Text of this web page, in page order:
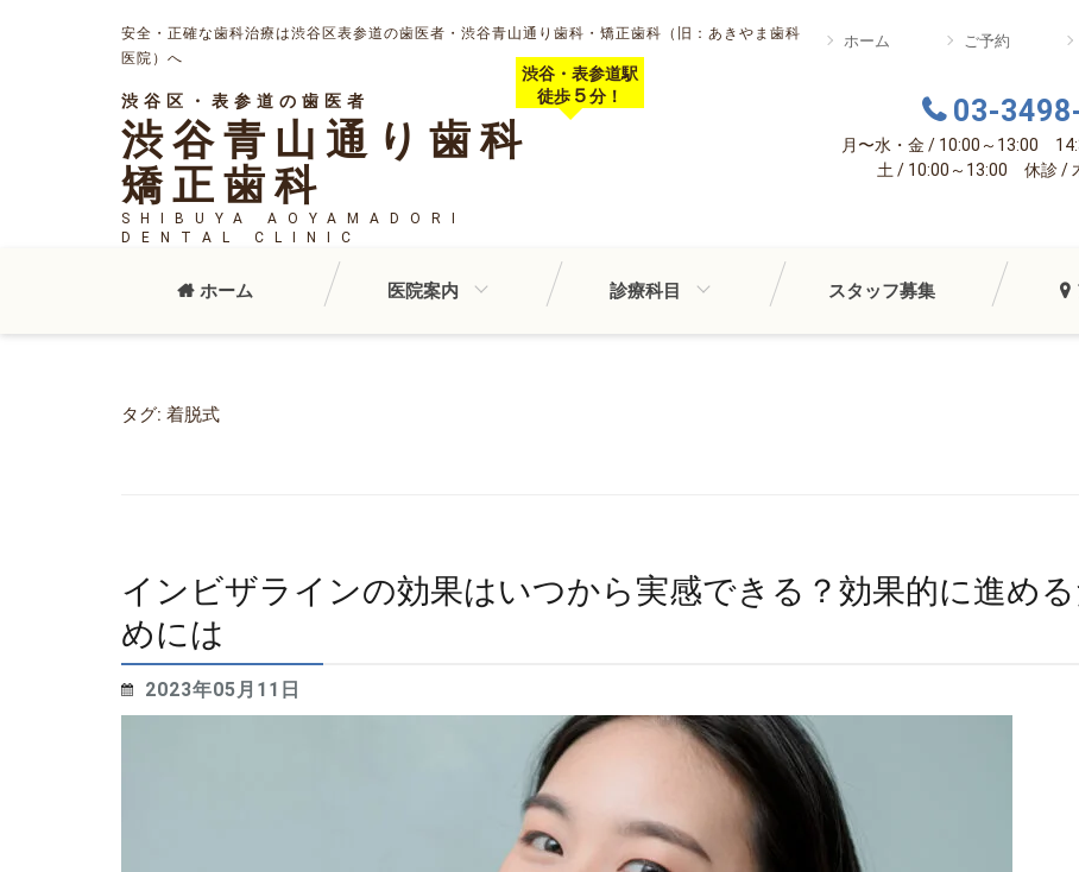
ホーム ご予約
安全・正確な歯科治療は渋谷区表参道の歯医者・渋谷青山通り歯科・矯正歯科（旧：あきやま歯科
医院）へ
渋谷区・表参道の歯医者
渋谷青山通り歯科
矯正歯科
SHIBUYA AOYAMADORI
DENTAL CLINIC
渋谷・表参道駅
徒歩 ５分！ 03-
月〜水・金 / 10:00～13:00
土 / 10:00～13:00 休診 /
ホーム 医院案内 診療科目 スタッフ募集
タグ: 着脱式
インビザラインの効果はいつから実感できる？効果的に進める
めには
2023年05月11日